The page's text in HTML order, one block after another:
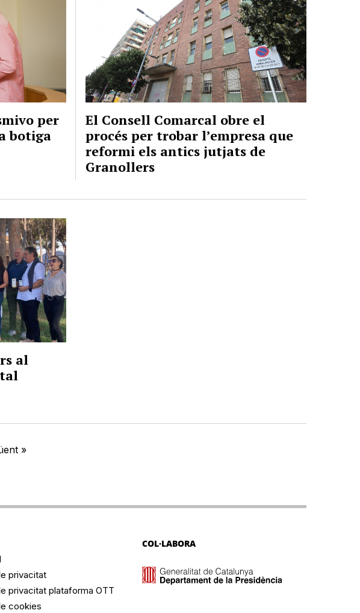
per
botiga
El Consell Comarcal obre el
procés per trobar l’empresa que
reformi els antics jutjats de
Granollers
al
»
privacitat
privacitat plataforma OTT
cookies
COL·LABORA